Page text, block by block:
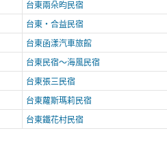
台東兩朵昀民宿
台東‧合益民宿
台東函漾汽車旅館
台東民宿～海風民宿
台東張三民宿
台東蘿斯瑪莉民宿
台東鐵花村民宿